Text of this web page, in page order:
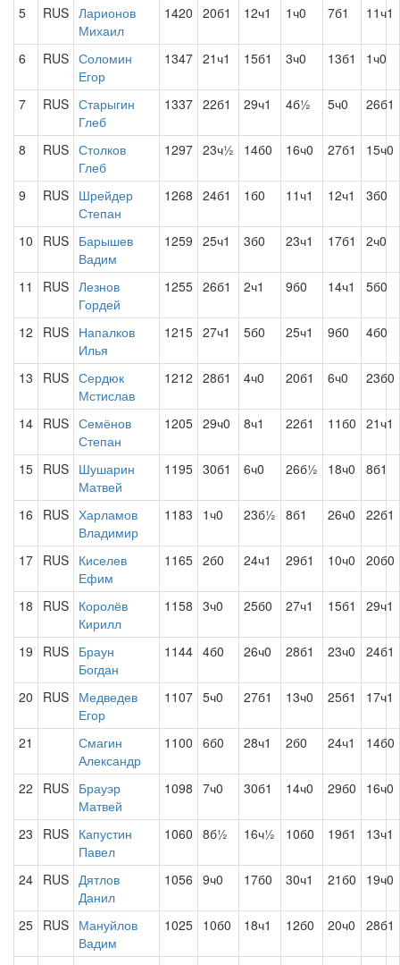
5 RUS Ларионов
Михаил
1420 20б1 12ч1 1ч0 7б1 11ч1
6 RUS Соломин
Егор
1347 21ч1 15б1 3ч0 13б1 1ч0
7 RUS Старыгин
Глеб
1337 22б1 29ч1 4б½ 5ч0 26б1
8 RUS Столков
Глеб
1297 23ч½ 14б0 16ч0 27б1 15ч0
9 RUS Шрейдер
Степан
1268 24б1 1б0 11ч1 12ч1 3б0
10 RUS Барышев
Вадим
1259 25ч1 3б0 23ч1 17б1 2ч0
11 RUS Лезнов
Гордей
1255 26б1 2ч1 9б0 14ч1 5б0
12 RUS Напалков
Илья
1215 27ч1 5б0 25ч1 9б0 4б0
13 RUS Сердюк
Мстислав
1212 28б1 4ч0 20б1 6ч0 23б0
14 RUS Семёнов
Степан
1205 29ч0 8ч1 22б1 11б0 21ч1
15 RUS Шушарин
Матвей
1195 30б1 6ч0 26б½ 18ч0 8б1
16 RUS Харламов
Владимир
1183 1ч0 23б½ 8б1 26ч0 22б1
17 RUS Киселев
Ефим
1165 2б0 24ч1 29б1 10ч0 20б0
18 RUS Королёв
Кирилл
1158 3ч0 25б0 27ч1 15б1 29ч1
19 RUS Браун
Богдан
1144 4б0 26ч0 28б1 23ч0 24б1
20 RUS Медведев
Егор
1107 5ч0 27б1 13ч0 25б1 17ч1
21
Смагин
Александр
1100 6б0 28ч1 2б0 24ч1 14б0
22 RUS Брауэр
Матвей
1098 7ч0 30б1 14ч0 29б0 16ч0
23 RUS Капустин
Павел
1060 8б½ 16ч½ 10б0 19б1 13ч1
24 RUS Дятлов
Данил
1056 9ч0 17б0 30ч1 21б0 19ч0
25 RUS Мануйлов
Вадим
1025 10б0 18ч1 12б0 20ч0 28б1